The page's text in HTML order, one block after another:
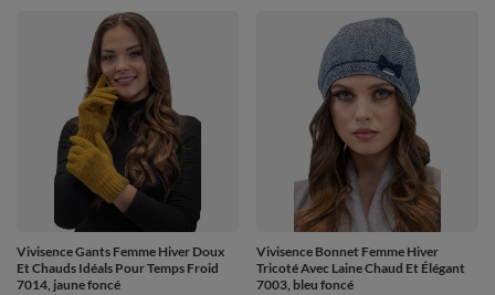
Vivisence Gants Femme Hiver Doux
Et Chauds Idéals Pour Temps Froid
7014, jaune foncé
Vivisence Bonnet Femme Hiver
Tricoté Avec Laine Chaud Et Élégant
7003, bleu foncé